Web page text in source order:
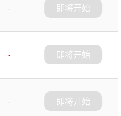
-
即将开始
-
即将开始
-
即将开始